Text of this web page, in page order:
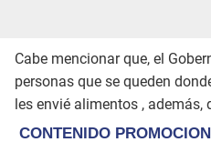
Cabe mencionar que, el
personas que se queden
les envié alimentos , además,